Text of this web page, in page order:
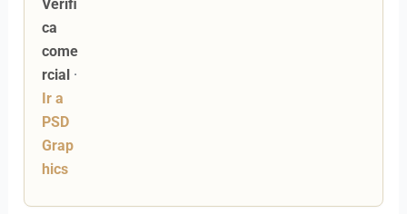
Verifi
ca
come
rcial ·
Ir a
PSD
Grap
hics